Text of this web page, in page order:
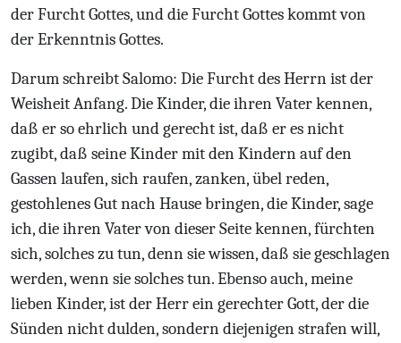
der Furcht Gottes, und die Furcht Gottes kommt von
der Erkenntnis Gottes.
Darum schreibt Salomo: Die Furcht des Herrn ist der
Weisheit Anfang. Die Kinder, die ihren Vater kennen,
daß er so ehrlich und gerecht ist, daß er es nicht
zugibt, daß seine Kinder mit den Kindern auf den
Gassen laufen, sich raufen, zanken, übel reden,
gestohlenes Gut nach Hause bringen, die Kinder, sage
ich, die ihren Vater von dieser Seite kennen, fürchten
sich, solches zu tun, denn sie wissen, daß sie geschlagen
werden, wenn sie solches tun. Ebenso auch, meine
lieben Kinder, ist der Herr ein gerechter Gott, der die
Sünden nicht dulden, sondern diejenigen strafen will,